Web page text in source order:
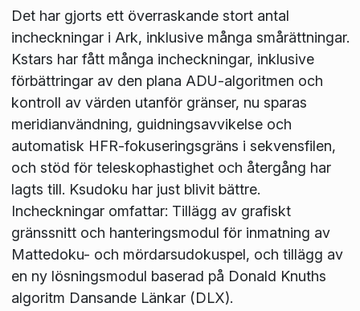
Det har gjorts ett överraskande stort antal
incheckningar i Ark, inklusive många smårättningar.
Kstars har fått många incheckningar, inklusive
förbättringar av den plana ADU-algoritmen och
kontroll av värden utanför gränser, nu sparas
meridianvändning, guidningsavvikelse och
automatisk HFR-fokuseringsgräns i sekvensfilen,
och stöd för teleskophastighet och återgång har
lagts till. Ksudoku har just blivit bättre.
Incheckningar omfattar: Tillägg av grafiskt
gränssnitt och hanteringsmodul för inmatning av
Mattedoku- och mördarsudokuspel, och tillägg av
en ny lösningsmodul baserad på Donald Knuths
algoritm Dansande Länkar (DLX).